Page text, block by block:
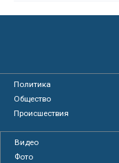
Политика
Общество
Происшествия
Видео
Фото